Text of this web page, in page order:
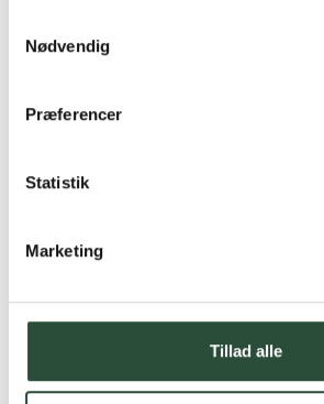
Nødvendig
Præferencer
Statistik
Marketing
Tillad alle